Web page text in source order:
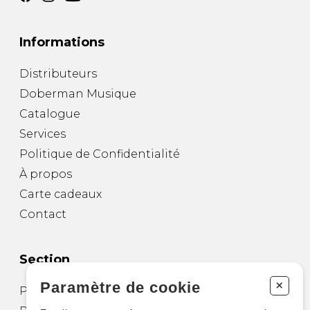
Informations
Distributeurs
Doberman Musique
Catalogue
Services
Politique de Confidentialité
À propos
Carte cadeaux
Contact
Section
Partitions pour guitare
Paramètre de cookie +